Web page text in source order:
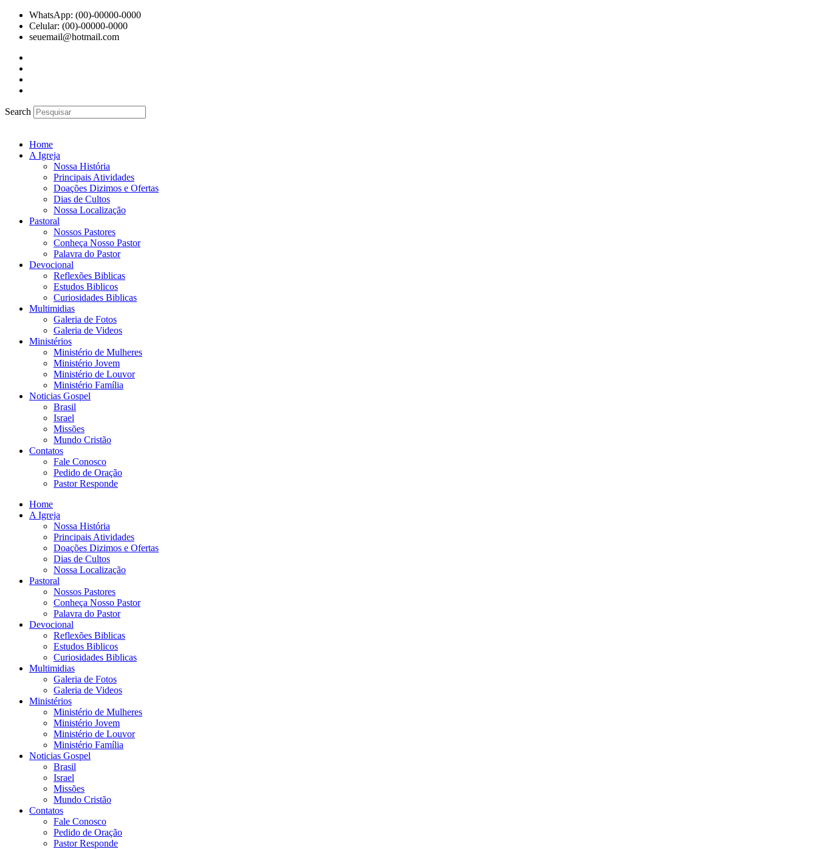
para
WhatsApp: (00)-00000-0000
Celular: (00)-00000-0000
seuemail@hotmail.com
Search
Home
A Igreja
Nossa História
Principais Atividades
Doações Dizimos e Ofertas
Dias de Cultos
Nossa Localização
Pastoral
Nossos Pastores
Conheça Nosso Pastor
Palavra do Pastor
Devocional
Reflexões Biblicas
Estudos Biblicos
Curiosidades Biblicas
Multimidias
Galeria de Fotos
Galeria de Videos
Ministérios
Ministério de Mulheres
Ministério Jovem
Ministério de Louvor
Ministério Família
Noticias Gospel
Brasil
Israel
Missões
Mundo Cristão
Contatos
Fale Conosco
Pedido de Oração
Pastor Responde
Home
A Igreja
Nossa História
Principais Atividades
Doações Dizimos e Ofertas
Dias de Cultos
Nossa Localização
Pastoral
Nossos Pastores
Conheça Nosso Pastor
Palavra do Pastor
Devocional
Reflexões Biblicas
Estudos Biblicos
Curiosidades Biblicas
Multimidias
Galeria de Fotos
Galeria de Videos
Ministérios
Ministério de Mulheres
Ministério Jovem
Ministério de Louvor
Ministério Família
Noticias Gospel
Brasil
Israel
Missões
Mundo Cristão
Contatos
Fale Conosco
Pedido de Oração
Pastor Responde